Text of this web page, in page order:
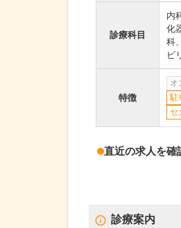
診療科目
内
化
科、
ビ
特徴
オ
駐
セ
直近の求人を確
診療案内